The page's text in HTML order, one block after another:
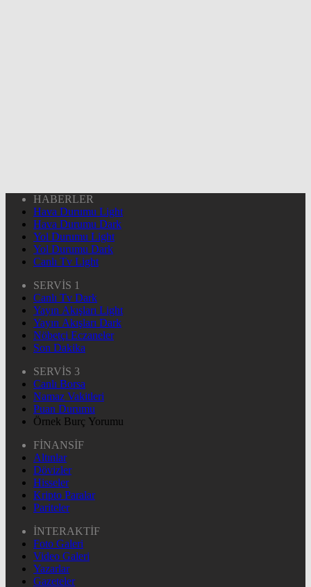
HABERLER
Hava Durumu Light
Hava Durumu Dark
Yol Durumu Light
Yol Durumu Dark
Canlı Tv Light
SERVİS 1
Canlı Tv Dark
Yayın Akışları Light
Yayın Akışları Dark
Nöbetçi Eczaneler
Son Dakika
SERVİS 3
Canlı Borsa
Namaz Vakitleri
Puan Durumu
Örnek Burç Yorumu
FİNANSİF
Altınlar
Dövizler
Hisseler
Kripto Paralar
Pariteler
İNTERAKTİF
Foto Galeri
Video Galeri
Yazarlar
Gazeteler